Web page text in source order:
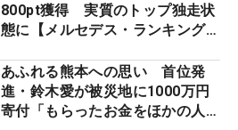
800pt獲得 実質のトップ独走状
態に【メルセデス・ランキング番
あふれる熊本への思い 首位発
進・鈴木愛が被災地に1000万円
寄付「もらったお金をほかの人